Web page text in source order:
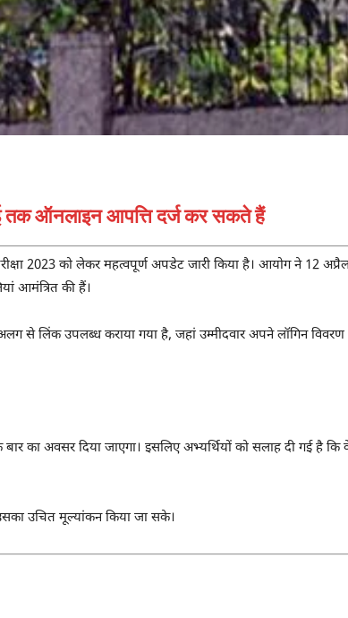
तक ऑनलाइन आपत्ति दर्ज कर सकते हैं
परीक्षा 2023 को लेकर महत्वपूर्ण अपडेट जारी किया है। आयोग ने 12
आमंत्रित की हैं।
से लिंक उपलब्ध कराया गया है, जहां उम्मीदवार अपने लॉगिन
का अवसर दिया जाएगा। इसलिए अभ्यर्थियों को सलाह दी गई है कि
उचित मूल्यांकन किया जा सके।